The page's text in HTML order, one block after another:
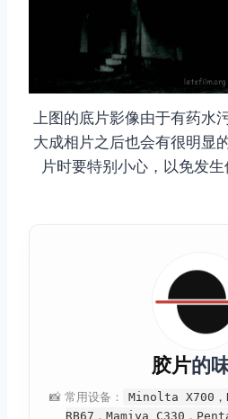
上图的底片影像由于有药水
大成相片之后也会有很明显
片时要特别小心，以免发生
胶片的
📸 常用设备：
Minolta X700，
RB67，Mamiya C330，